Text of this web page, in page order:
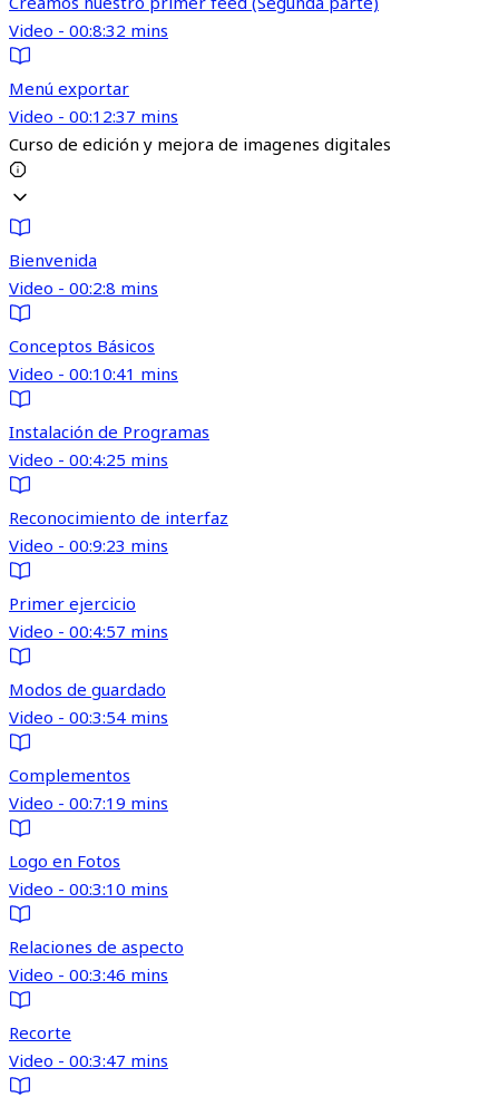
Video - 00:8:32 mins
Menú exportar
Video - 00:12:37 mins
Curso de edición y mejora de imagenes digitales
Bienvenida
Video - 00:2:8 mins
Conceptos Básicos
Video - 00:10:41 mins
Instalación de Programas
Video - 00:4:25 mins
Reconocimiento de interfaz
Video - 00:9:23 mins
Primer ejercicio
Video - 00:4:57 mins
Modos de guardado
Video - 00:3:54 mins
Complementos
Video - 00:7:19 mins
Logo en Fotos
Video - 00:3:10 mins
Relaciones de aspecto
Video - 00:3:46 mins
Recorte
Video - 00:3:47 mins